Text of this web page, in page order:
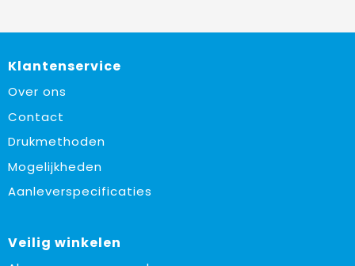
Klantenservice
Over ons
Contact
Drukmethoden
Mogelijkheden
Aanleverspecificaties
Veilig winkelen